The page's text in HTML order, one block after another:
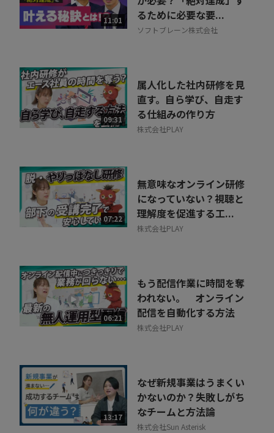
11:01
るために必要な要...
ソフトブレーン株式会社
09:31
属人化した社内研修を見
直す。自ら学び、自走す
る仕組みの作り方
株式会社PLAY
07:22
無意味なオンライン研修
になっていない？視聴と
理解度を促進する工...
株式会社PLAY
06:21
もう配信作業に時間を奪
われない。 オンライン
配信を自動化する方法
株式会社PLAY
13:17
なぜ新規事業はうまくい
かないのか？失敗しがち
なチームと方法論
株式会社Sun Asterisk